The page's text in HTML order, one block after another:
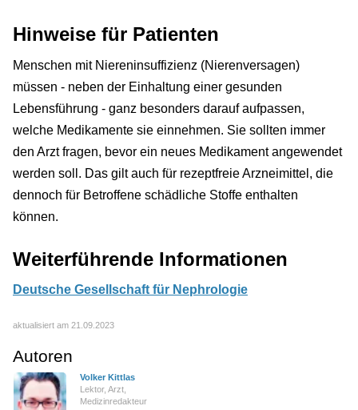
Hinweise für Patienten
Menschen mit Niereninsuffizienz (Nierenversagen)
müssen - neben der Einhaltung einer gesunden
Lebensführung - ganz besonders darauf aufpassen,
welche Medikamente sie einnehmen. Sie sollten immer
den Arzt fragen, bevor ein neues Medikament angewendet
werden soll. Das gilt auch für rezeptfreie Arzneimittel, die
dennoch für Betroffene schädliche Stoffe enthalten
können.
Weiterführende Informationen
Deutsche Gesellschaft für Nephrologie
aktualisiert am 21.09.2023
Autoren
Volker Kittlas
Lektor, Arzt,
Medizinredakteur